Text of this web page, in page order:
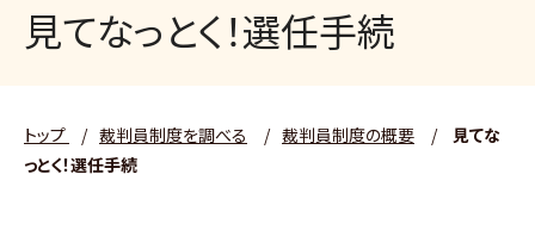
見てなっとく！選任手続
トップ / 裁判員制度を調べる / 裁判員制度の概要 /
見てな
っとく！選任手続